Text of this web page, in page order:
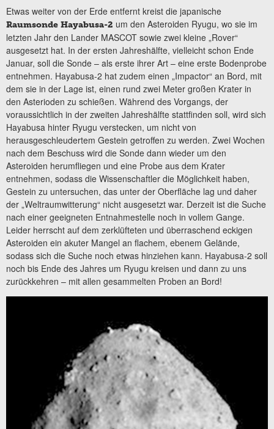
Etwas weiter von der Erde entfernt kreist die japanische
Raumsonde Hayabusa-2 um den Asteroiden Ryugu, wo sie im
letzten Jahr den Lander MASCOT sowie zwei kleine „Rover“
ausgesetzt hat. In der ersten Jahreshälfte, vielleicht schon Ende
Januar, soll die Sonde – als erste ihrer Art – eine erste Bodenprobe
entnehmen. Hayabusa-2 hat zudem einen „Impactor“ an Bord, mit
dem sie in der Lage ist, einen rund zwei Meter großen Krater in
den Asterioden zu schießen. Während des Vorgangs, der
voraussichtlich in der zweiten Jahreshälfte stattfinden soll, wird sich
Hayabusa hinter Ryugu verstecken, um nicht von
herausgeschleudertem Gestein getroffen zu werden. Zwei Wochen
nach dem Beschuss wird die Sonde dann wieder um den
Asteroiden herumfliegen und eine Probe aus dem Krater
entnehmen, sodass die Wissenschaftler die Möglichkeit haben,
Gestein zu untersuchen, das unter der Oberfläche lag und daher
der „Weltraumwitterung“ nicht ausgesetzt war. Derzeit ist die Suche
nach einer geeigneten Entnahmestelle noch in vollem Gange.
Leider herrscht auf dem zerklüfteten und überraschend eckigen
Asteroiden ein akuter Mangel an flachem, ebenem Gelände,
sodass sich die Suche noch etwas hinziehen kann. Hayabusa-2 soll
noch bis Ende des Jahres um Ryugu kreisen und dann zu uns
zurückkehren – mit allen gesammelten Proben an Bord!